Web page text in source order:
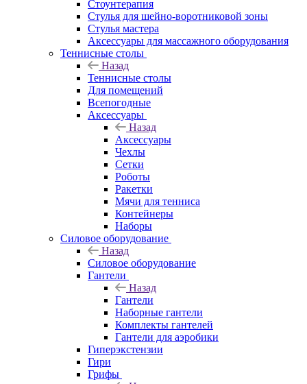
Стоунтерапия
Стулья для шейно-воротниковой зоны
Стулья мастера
Аксессуары для массажного оборудования
Теннисные столы
Назад
Теннисные столы
Для помещений
Всепогодные
Аксессуары
Назад
Аксессуары
Чехлы
Сетки
Роботы
Ракетки
Мячи для тенниса
Контейнеры
Наборы
Силовое оборудование
Назад
Силовое оборудование
Гантели
Назад
Гантели
Наборные гантели
Комплекты гантелей
Гантели для аэробики
Гиперэкстензии
Гири
Грифы